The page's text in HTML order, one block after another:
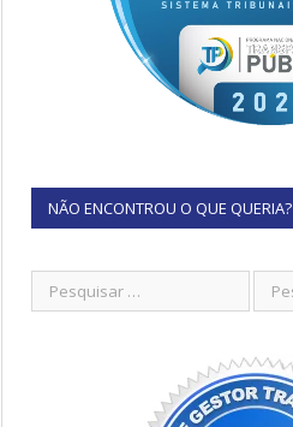
NÃO ENCONTROU O QUE QUERIA?